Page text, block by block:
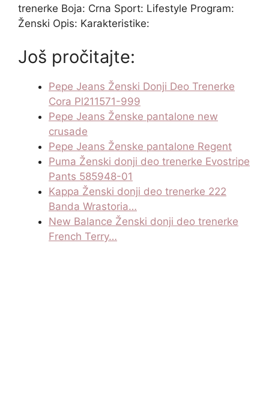
trenerke Boja: Crna Sport: Lifestyle Program:
Ženski Opis: Karakteristike:
Još pročitajte:
Pepe Jeans Ženski Donji Deo Trenerke
Cora Pl211571-999
Pepe Jeans Ženske pantalone new
crusade
Pepe Jeans Ženske pantalone Regent
Puma Ženski donji deo trenerke Evostripe
Pants 585948-01
Kappa Ženski donji deo trenerke 222
Banda Wrastoria…
New Balance Ženski donji deo trenerke
French Terry…